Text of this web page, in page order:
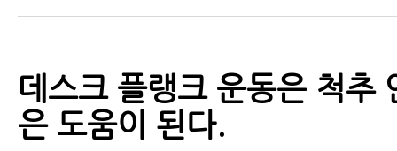
데스크 플랭크 운동은 척추
은 도움이 된다.